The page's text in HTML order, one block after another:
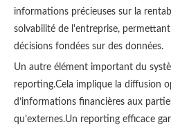
informations précieuses sur la
solvabilité de l'entreprise,
décisions fondées sur des données.
Un autre élément important du
reporting.Cela implique la diffusion
d’informations financières aux
qu’externes.Un reporting efficace